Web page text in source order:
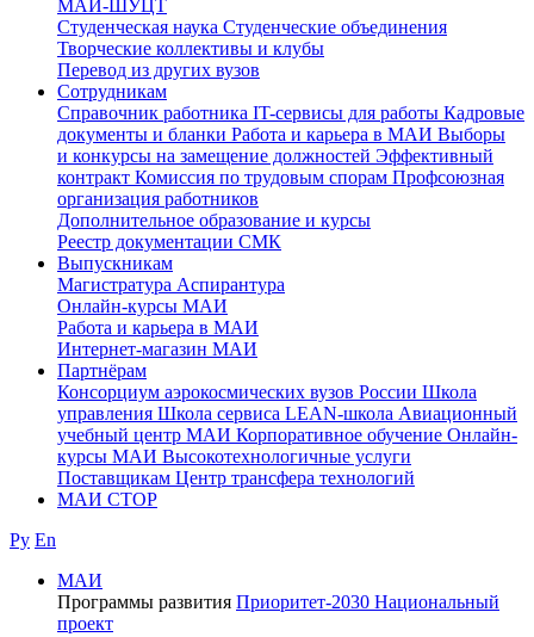
МАИ-ШУЦТ
Студенческая наука Студенческие объединения
Творческие коллективы и клубы
Перевод из других вузов
Сотрудникам
Cправочник работника IT-сервисы для работы Кадровые
документы и бланки Работа и карьера в МАИ Выборы
и конкурсы на замещение должностей Эффективный
контракт Комиссия по трудовым спорам Профсоюзная
организация работников
Дополнительное образование и курсы
Реестр документации СМК
Выпускникам
Магистратура Аспирантура
Онлайн-курсы МАИ
Работа и карьера в МАИ
Интернет-магазин МАИ
Партнёрам
Консорциум аэрокосмических вузов России Школа
управления Школа сервиса LEAN-школа Авиационный
учебный центр МАИ Корпоративное обучение Онлайн-
курсы МАИ Высокотехнологичные услуги
Поставщикам Центр трансфера технологий
МАИ СТОР
Ру En
МАИ
Программы развития Приоритет-2030 Национальный
проект